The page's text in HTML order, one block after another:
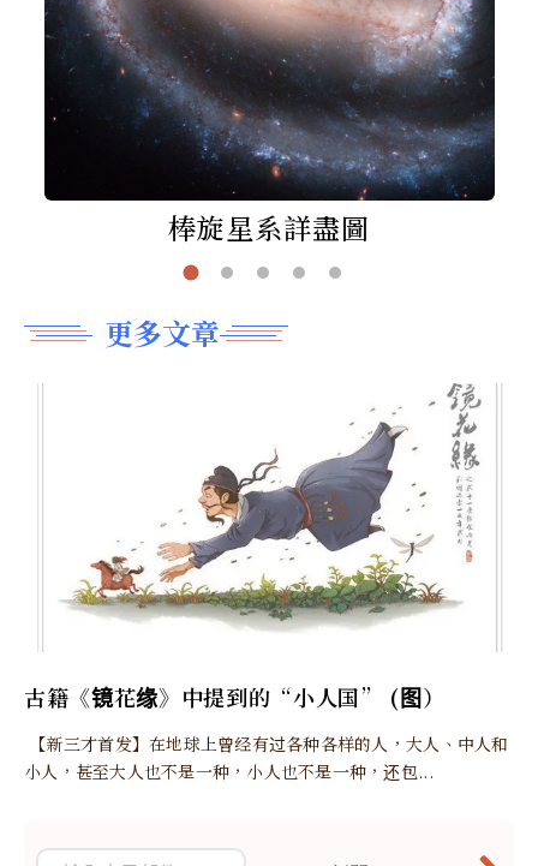
棒旋星系詳盡圖
更多文章
古籍《镜花缘》中提到的“小人国” (图）
【新三才首发】在地球上曾经有过各种各样的人，大人、中人和
小人，甚至大人也不是一种，小人也不是一种，还包...